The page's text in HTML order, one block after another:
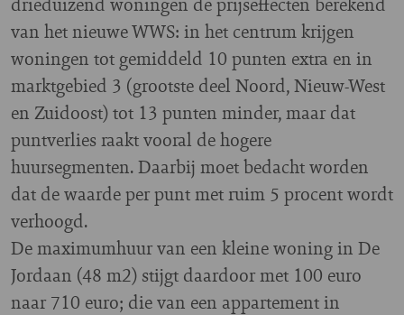
van het nieuwe WWS: in het centrum krijgen
woningen tot gemiddeld 10 punten extra en in
marktgebied 3 (grootste deel Noord, Nieuw-West
en Zuidoost) tot 13 punten minder, maar dat
puntverlies raakt vooral de hogere
huursegmenten. Daarbij moet bedacht worden
dat de waarde per punt met ruim 5 procent wordt
verhoogd.
De maximumhuur van een kleine woning in De
Jordaan (48 m2) stijgt daardoor met 100 euro
naar 710 euro; die van een appartement in